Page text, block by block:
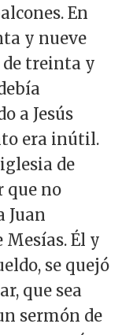
En
y nueve
de treinta y
a Jesús
era inútil.
de
que no
Juan
Él y
se quejó
que sea
sermón de